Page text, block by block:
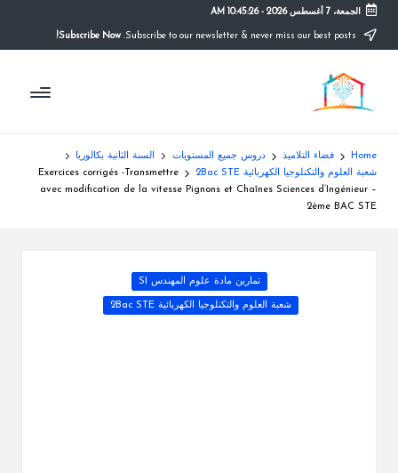
content
الجمعة، 7 أغسطس 2026 -
10:45:27 AM
Subscribe Now!
م
و
ق
ع
ال
التعليم
الصريح
Home فضاء التلاميذ دروس جميع المستويات
السنة الثانية بكالوريا
شعبة العلوم والتكنلوجيا الكهربائية 2Bac STE
Exercices corrigés -Transmettre
avec modification de la vitesse Pignons et Chaînes Sciences d’Ingénieur –
2ème BAC STE
Posted
in
تمارين مادة علوم المهندس SI
شعبة العلوم والتكنلوجيا الكهربائية 2Bac STE